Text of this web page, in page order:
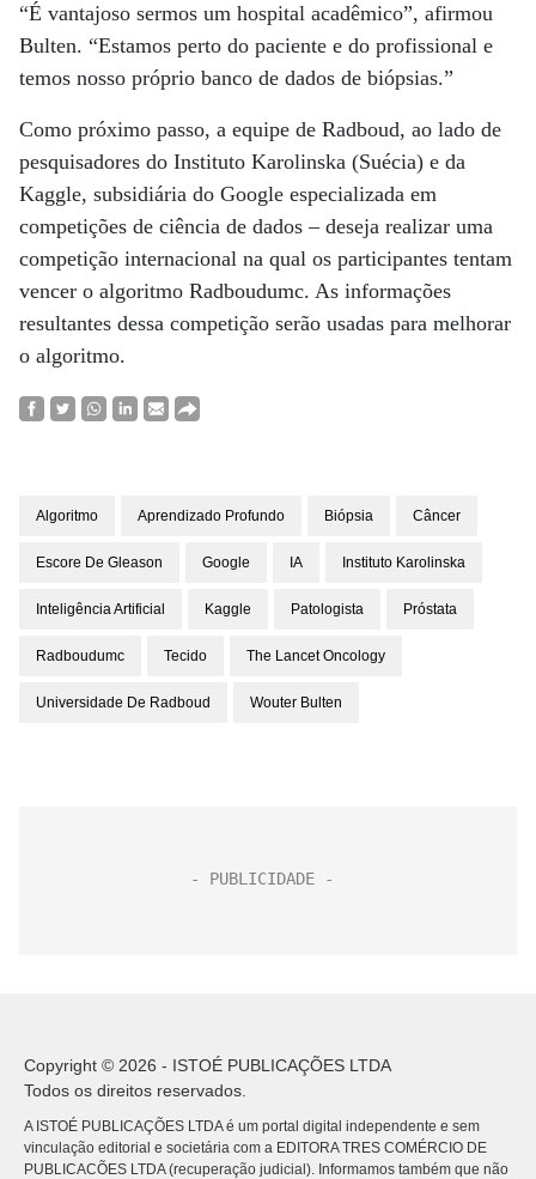
“É vantajoso sermos um hospital acadêmico”, afirmou
Bulten. “Estamos perto do paciente e do profissional e
temos nosso próprio banco de dados de biópsias.”
Como próximo passo, a equipe de Radboud, ao lado de
pesquisadores do Instituto Karolinska (Suécia) e da
Kaggle, subsidiária do Google especializada em
competições de ciência de dados – deseja realizar uma
competição internacional na qual os participantes tentam
vencer o algoritmo Radboudumc. As informações
resultantes dessa competição serão usadas ​​para melhorar
o algoritmo.
Algoritmo Aprendizado Profundo Biópsia Câncer
Escore De Gleason Google IA Instituto Karolinska
Inteligência Artificial Kaggle Patologista Próstata
Radboudumc Tecido The Lancet Oncology
Universidade De Radboud Wouter Bulten
Copyright © 2026 - ISTOÉ PUBLICAÇÕES LTDA
Todos os direitos reservados.
A ISTOÉ PUBLICAÇÕES LTDA é um portal digital independente e sem
vinculação editorial e societária com a EDITORA TRES COMÉRCIO DE
PUBLICACÕES LTDA (recuperação judicial). Informamos também que não